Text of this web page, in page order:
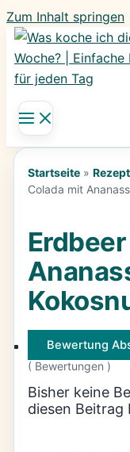
Zum Inhalt springen
Startseite»
Colada mit
Bewertung
( Bewertungen )
Bisher keine
diesen